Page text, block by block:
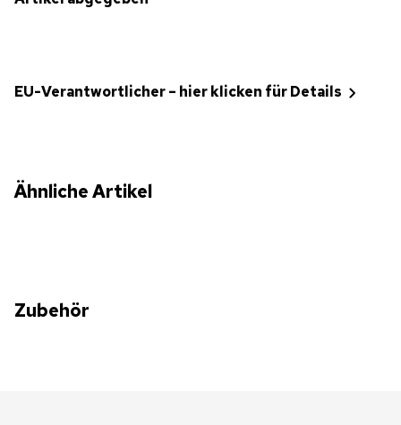
EU-Verantwortlicher – hier klicken für Details
Ähnliche Artikel
Zubehör